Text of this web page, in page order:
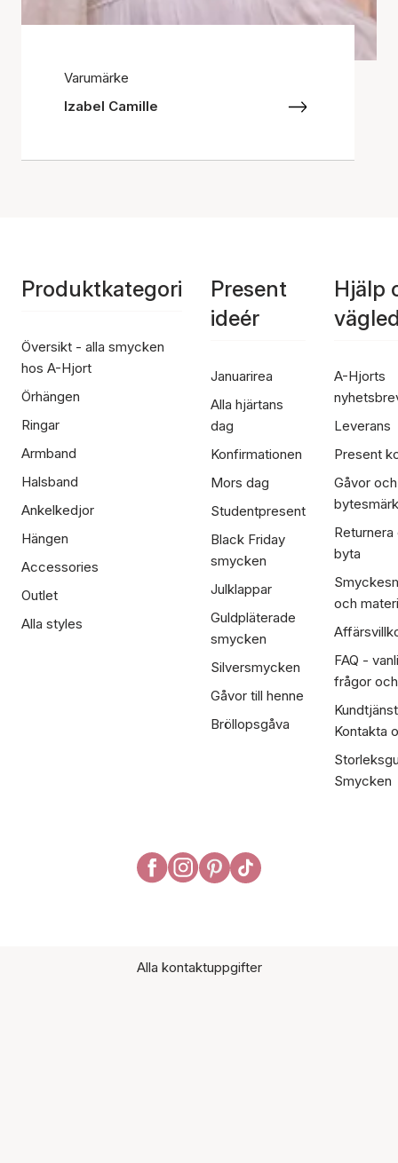
Varumärke
Izabel Camille
Produktkategori
Översikt - alla smycken
hos A-Hjort
Örhängen
Ringar
Armband
Halsband
Ankelkedjor
Hängen
Accessories
Outlet
Alla styles
Present
ideér
Januarirea
Alla hjärtans
dag
Konfirmationen
Mors dag
Studentpresent
Black Friday
smycken
Julklappar
Guldpläterade
smycken
Silversmycken
Gåvor till henne
Bröllopsgåva
Hjälp
A-Hjorts
Leverans
Present
Gåvor och
Returnera
byta
och
FAQ -
frågor
Kontakta
Smycken
Alla kontaktuppgifter